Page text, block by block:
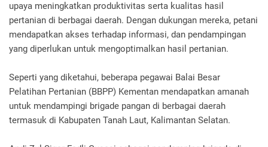
upaya meningkatkan produktivitas serta kualitas hasil
pertanian di berbagai daerah. Dengan dukungan mereka, petani
mendapatkan akses terhadap informasi, dan pendampingan
yang diperlukan untuk mengoptimalkan hasil pertanian.
Seperti yang diketahui, beberapa pegawai Balai Besar
Pelatihan Pertanian (BBPP) Kementan mendapatkan amanah
untuk mendampingi brigade pangan di berbagai daerah
termasuk di Kabupaten Tanah Laut, Kalimantan Selatan.